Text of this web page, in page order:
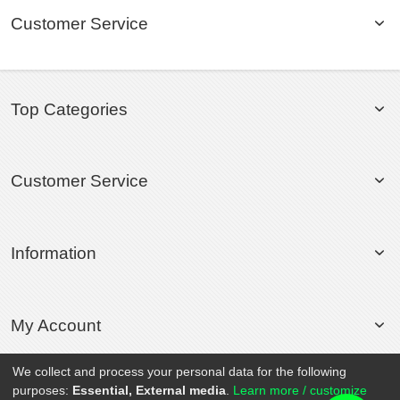
Customer Service
Top Categories
Customer Service
Information
My Account
We collect and process your personal data for the following
purposes: Essential, External media Learn more / customize